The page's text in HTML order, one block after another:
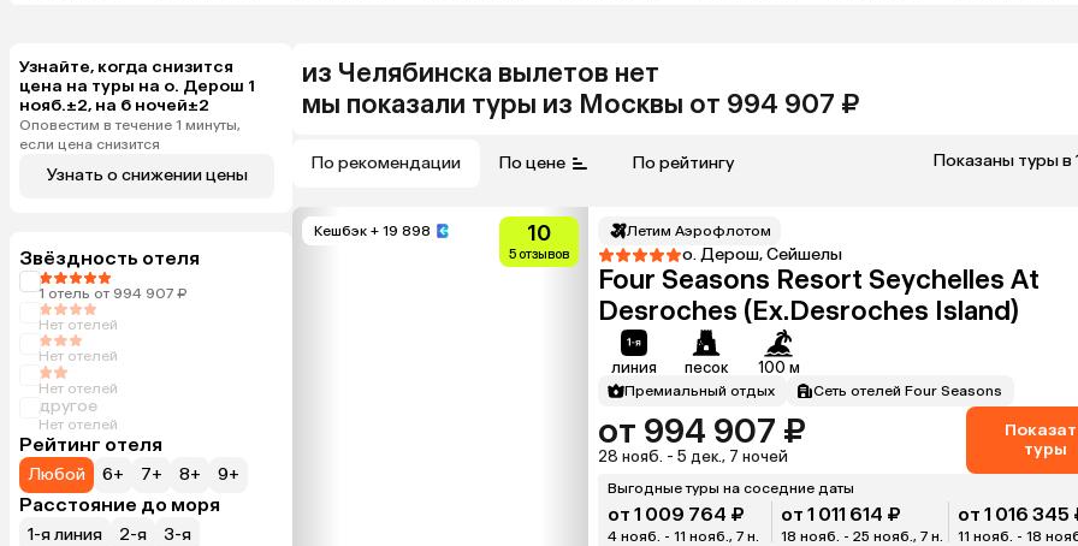
Узнайте, когда снизится
цена на туры на о. Дерош 1
нояб.±2, на 6 ночей±2
Оповестим в течение 1 минуты,
если цена снизится
Узнать о снижении цены
Звёздность отеля
1 отель от 994 907 ₽
Нет отелей
Нет отелей
Нет отелей
другое
Нет отелей
Рейтинг отеля
Любой 6+ 7+ 8+ 9+
Расстояние до моря
1-я линия 2-я 3-я
из Челябинска вылетов нет
мы показали туры из Москвы от 994 907 ₽
По рекомендации По цене По рейтингу Показаны туры в
Кешбэк + 19 898 10
5 отзывов
Летим Аэрофлотом
о. Дерош, Сейшелы
Four Seasons Resort Seychelles At
Desroches (Ex.Desroches Island)
линия песок 100 м
Премиальный отдых Сеть отелей Four Seasons
от 994 907 ₽
28 нояб. - 5 дек., 7 ночей
туры
Выгодные туры на соседние даты
от 1 009 764 ₽
4 нояб. - 11 нояб., 7 н.
от 1 011 614 ₽
18 нояб. - 25 нояб., 7 н.
от 1 016 345
11 нояб. - 18